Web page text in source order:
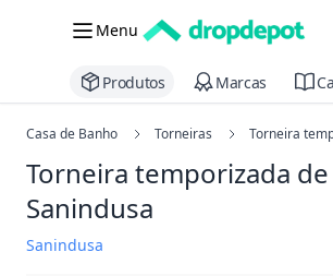
Menu
Produtos Marcas
Casa de Banho Torneiras Torneira
Torneira temporizada
Sanindusa
Sanindusa